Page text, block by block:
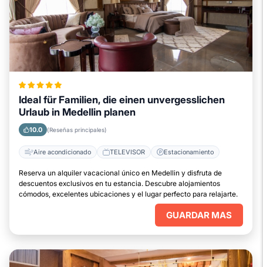
Ideal für Familien, die einen unvergesslichen
Urlaub in Medellin planen
10.0 (Reseñas principales)
Aire acondicionado TELEVISOR Estacionamiento
Reserva un alquiler vacacional único en Medellin y disfruta de
descuentos exclusivos en tu estancia. Descubre alojamientos
cómodos, excelentes ubicaciones y el lugar perfecto para relajarte.
GUARDAR MAS